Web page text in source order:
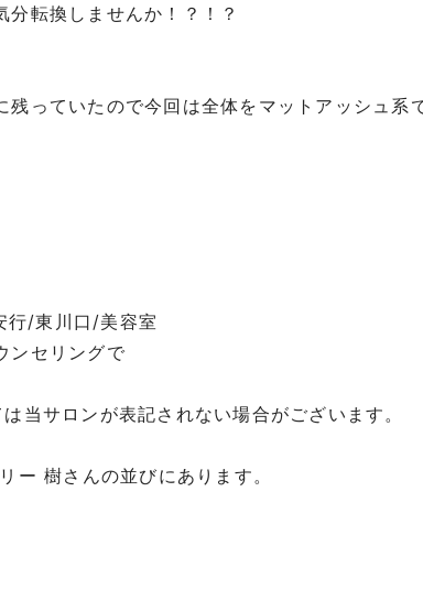
転換しませんか！？！？
っていたので今回は全体をマットアッシュ系
/東川口/美容室
ンセリングで
当サロンが表記されない場合がございます。
ー 樹さんの並びにあります。